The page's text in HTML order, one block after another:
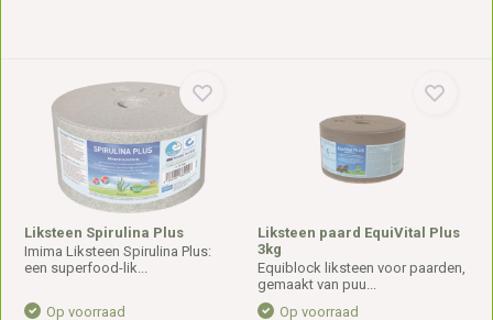
Liksteen Spirulina Plus
Imima Liksteen Spirulina Plus:
een superfood-lik...
Op voorraad
Liksteen paard EquiVital Plus
3kg
Equiblock liksteen voor paarden,
gemaakt van puu...
Op voorraad